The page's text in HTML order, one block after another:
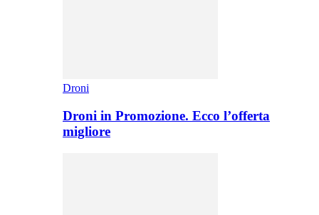
Droni
Droni in Promozione. Ecco l’offerta
migliore